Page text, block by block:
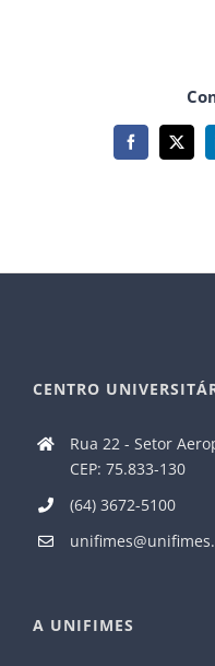
Facebook
X
CENTRO
Rua 22 - Setor
CEP: 75.833-130
(64) 3672-5100
A UNIFIMES